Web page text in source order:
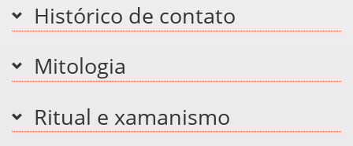
Histórico de contato
Mitologia
Ritual e xamanismo